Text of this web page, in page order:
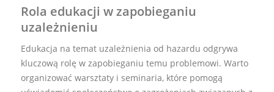
Rola edukacji w zapobieganiu
uzależnieniu
Edukacja na temat uzależnienia od hazardu odgrywa
kluczową rolę w zapobieganiu temu problemowi. Warto
organizować warsztaty i seminaria, które pomogą